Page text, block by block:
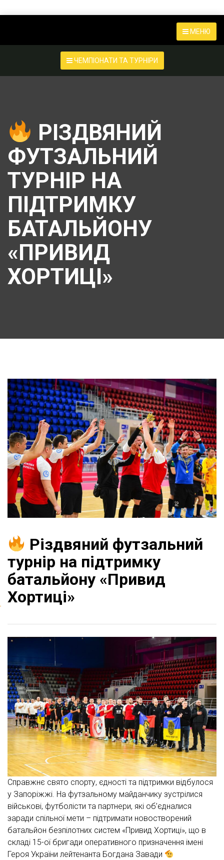
МЕНЮ
ЧЕМПІОНАТИ ТА ТУРНІРИ
РІЗДВЯНИЙ
ФУТЗАЛЬНИЙ
ТУРНІР НА
ПІДТРИМКУ
БАТАЛЬЙОНУ
«ПРИВИД
ХОРТИЦІ»
Різдвяний футзальний
турнір на підтримку
батальйону «Привид
Хортиці»
Справжнє свято спорту, єдності та підтримки відбулося
у Запоріжжі. На футзальному майданчику зустрілися
військові, футболісти та партнери, які об’єдналися
заради спільної мети – підтримати новостворений
батальйон безпілотних систем «Привид Хортиці», що в
складі 15-ої бригади оперативного призначення імені
Героя України лейтенанта Богдана Завади